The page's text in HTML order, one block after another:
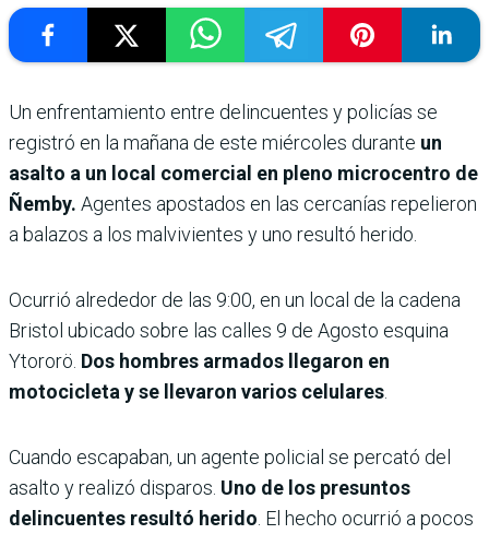
Un enfrentamiento entre delincuentes y policías se
registró en la mañana de este miércoles durante un
asalto a un local comercial en pleno microcentro de
Ñemby. Agentes apostados en las cercanías repelieron
a balazos a los malvivientes y uno resultó herido.
Ocurrió alrededor de las 9:00, en un local de la cadena
Bristol ubicado sobre las calles 9 de Agosto esquina
Ytororö. Dos hombres armados llegaron en
motocicleta y se llevaron varios celulares.
Cuando escapaban, un agente policial se percató del
asalto y realizó disparos. Uno de los presuntos
delincuentes resultó herido. El hecho ocurrió a pocos